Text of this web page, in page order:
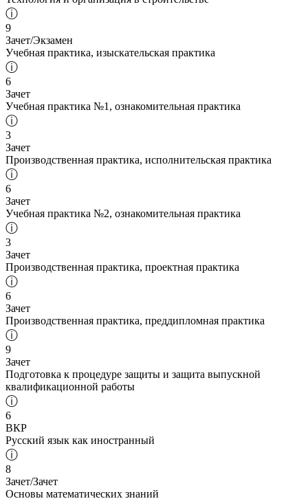
ⓘ
9
Зачет/Экзамен
Учебная практика, изыскательская практика
ⓘ
6
Зачет
Учебная практика №1, ознакомительная практика
ⓘ
3
Зачет
Производственная практика, исполнительская практика
ⓘ
6
Зачет
Учебная практика №2, ознакомительная практика
ⓘ
3
Зачет
Производственная практика, проектная практика
ⓘ
6
Зачет
Производственная практика, преддипломная практика
ⓘ
9
Зачет
Подготовка к процедуре защиты и защита выпускной
квалификационной работы
ⓘ
6
ВКР
Русский язык как иностранный
ⓘ
8
Зачет/Зачет
Основы математических знаний